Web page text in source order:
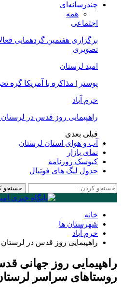
چندرسانه‌ای
همه
اجتماعی
برگزاری هفتمین گردهمایی
تصویری
امید لرستان
پوستر | مذاکره با آمریکا گره
خرم آباد
راهپیمایی روز قدس در لرستان
قبلی بعدی
آب و هوای استان لرستان
نمای بازار
کیوسک روزنامه
جدول لیگ های فوتبال
خانه
شهرستان ها
خرم آباد
راهپیمایی روز قدس در لرستان
راهپیمایی روز جهانی
روستاهای سراسر